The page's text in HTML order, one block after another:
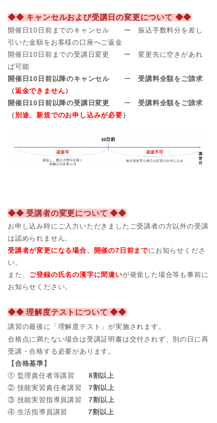
◆◆ キャンセルおよび受講日の変更について ◆◆
開催日10日前までのキャンセル ー 振込手数料分を差し
引いた金額をお客様の口座へご返金
開催日10日前までの受講日変更 ー 変更先に空きがあれ
ば可能
開催日10日前以降のキャンセル ー受講料全額をご請求
（返金できません）
開催日10日前以降の受講日変更 ー受講料全額をご請求
（別途、新規でのお申し込みが必要）
◆◆ 受講者の変更について ◆◆
お申し込み時にご入力いただきましたご受講者の方以外の受講
は認められません。
受講者が変更になる場合、開催の7日前までにお知らせくださ
い。
また、 ご登録の氏名の漢字に間違いが発覚した場合等も事前に
お知らせください。
◆◆ 理解度テストについて ◆◆
講習の最後に「理解度テスト」が実施されます。
合格点に満たない場合は受講証明書は交付されず、別の日に再
受講・合格する必要があります。
【合格基準】
① 監理責任者等講習 8割以上
② 技能実習責任者講習7割以上
③ 技能実習指導員講習7割以上
④ 生活指導員講習
7割以上